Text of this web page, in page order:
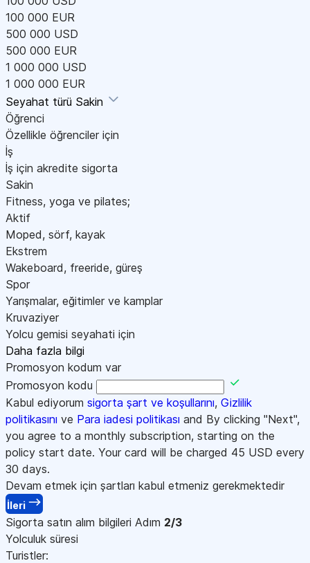
100 000 EUR
500 000 USD
500 000 EUR
1 000 000 USD
1 000 000 EUR
Seyahat türü Sakin
Öğrenci
Özellikle öğrenciler için
İş
İş için akredite sigorta
Sakin
Fitness, yoga ve pilates;
Aktif
Moped, sörf, kayak
Ekstrem
Wakeboard, freeride, güreş
Spor
Yarışmalar, eğitimler ve kamplar
Kruvaziyer
Yolcu gemisi seyahati için
Daha fazla bilgi
Promosyon kodum var
Promosyon kodu
Kabul ediyorum sigorta şart ve koşullarını, Gizlilik
politikasını ve Para iadesi politikası and By clicking "Next",
you agree to a monthly subscription, starting on the
policy start date. Your card will be charged 45 USD every
30 days.
Devam etmek için şartları kabul etmeniz gerekmektedir
İleri
Sigorta satın alım bilgileri Adım 2/3
Yolculuk süresi
Turistler: